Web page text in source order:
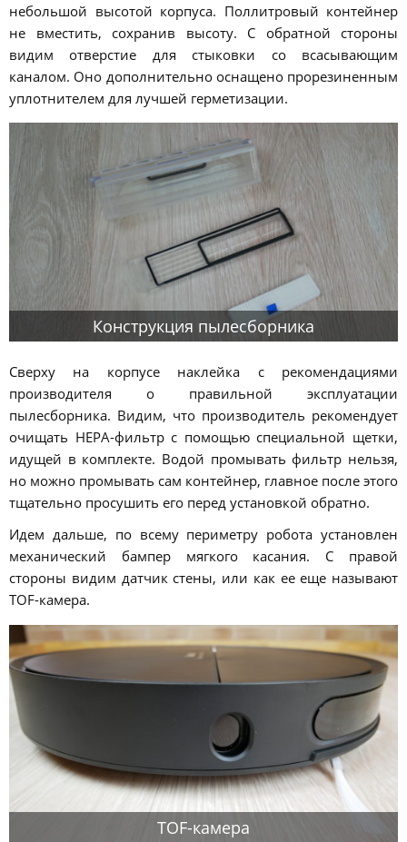
небольшой высотой корпуса. Поллитровый контейнер
не вместить, сохранив высоту. С обратной стороны
видим отверстие для стыковки со всасывающим
каналом. Оно дополнительно оснащено прорезиненным
уплотнителем для лучшей герметизации.
Конструкция пылесборника
Сверху на корпусе наклейка с рекомендациями
производителя о правильной эксплуатации
пылесборника. Видим, что производитель рекомендует
очищать HEPA-фильтр с помощью специальной щетки,
идущей в комплекте. Водой промывать фильтр нельзя,
но можно промывать сам контейнер, главное после этого
тщательно просушить его перед установкой обратно.
Идем дальше, по всему периметру робота установлен
механический бампер мягкого касания. С правой
стороны видим датчик стены, или как ее еще называют
TOF-камера.
TOF-камера